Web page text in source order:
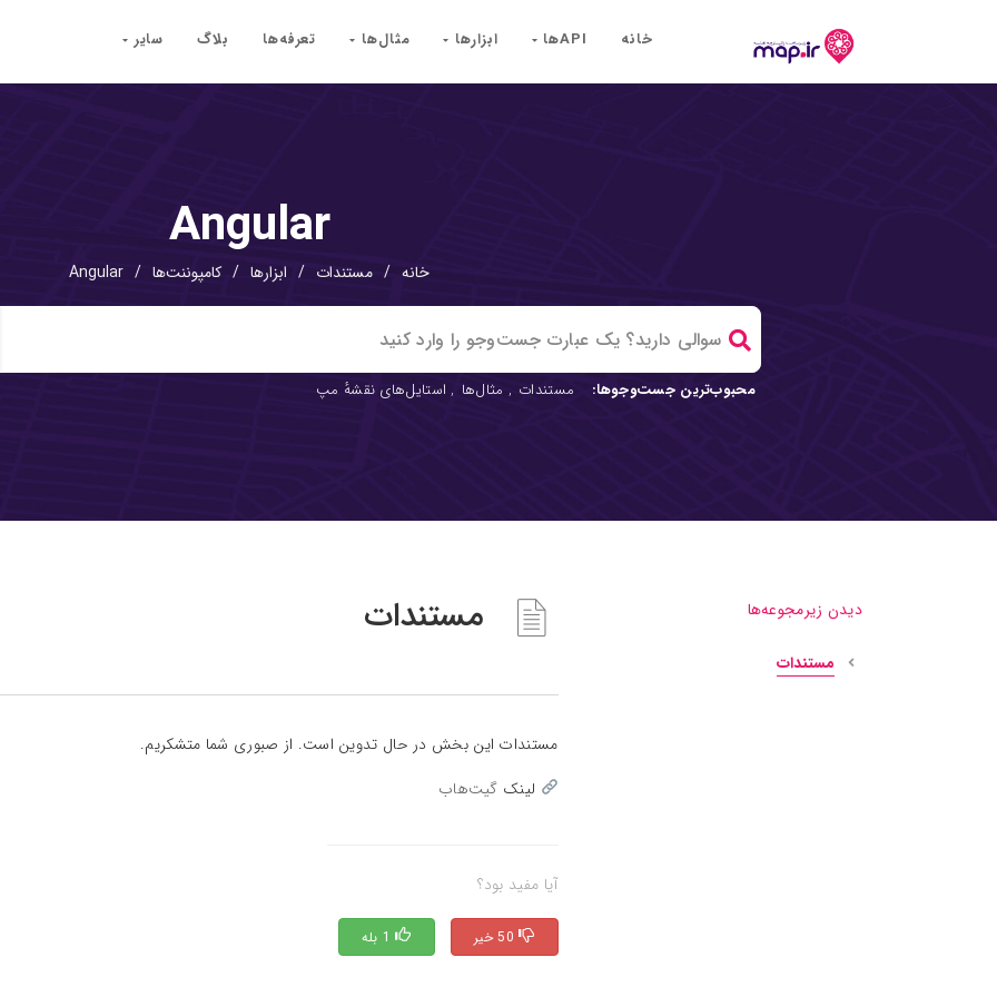
خانه API‌ها ابزارها مثال‌ها تعرفه‌ها بلاگ سایر
Angular
خانه / مستندات / ابزارها / کامپوننت‌ها /
Angular
محبوب‌ترین جست‌وجوها: مستندات , مثال‌ها , استایل‌های نقشهٔ مپ
دیدن زیرمجوعه‌ها
مستندات
مستندات
مستندات این بخش در حال تدوین است. از صبوری شما متشکریم.
لینک گیت‌هاب
آیا مفید بود؟
1 بله 50 خیر